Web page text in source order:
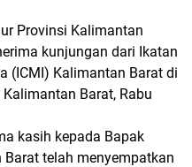
Provinsi Kalimantan
kunjungan dari Ikatan
(ICMI) Kalimantan Barat di
Barat, Rabu
kasih kepada Bapak
telah menyempatkan